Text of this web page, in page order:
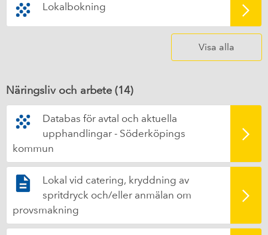
Lokalbokning
Visa alla
Näringsliv och arbete (14)
Databas för avtal och aktuella
upphandlingar - Söderköpings
kommun
Lokal vid catering, kryddning av
spritdryck och/eller anmälan om
provsmakning